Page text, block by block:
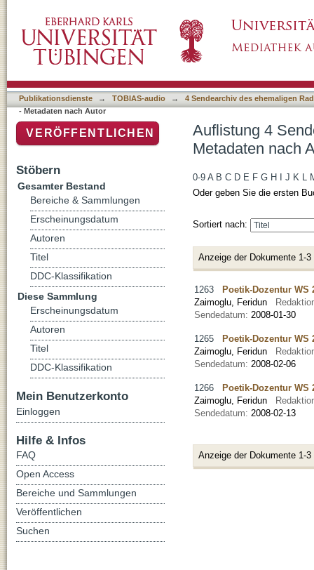
"Zaimoglu, Feridun"
Publikationsdienste → TOBIAS-audio →
4 Sendearchiv des ehemaligen
- Metadaten nach Autor
Auflistung 4
Metadaten nach
0-9 A B C D E F G H J K L
Oder geben Sie die ersten
Sortiert nach:
Anzeige der Dokumente 1-3
1263 Poetik-Dozentur WS
Zaimoglu, Feridun
Sendedatum: 2008-01-30
1265 Poetik-Dozentur WS
Zaimoglu, Feridun
Sendedatum: 2008-02-06
1266 Poetik-Dozentur WS
Zaimoglu, Feridun
Sendedatum: 2008-02-13
Anzeige der Dokumente 1-3
VERÖFFENTLICHEN
Stöbern
Gesamter Bestand
Bereiche & Sammlungen
Erscheinungsdatum
Autoren
Titel
DDC-Klassifikation
Diese Sammlung
Erscheinungsdatum
Autoren
Titel
DDC-Klassifikation
Mein Benutzerkonto
Einloggen
Hilfe & Infos
FAQ
Open Access
Bereiche und Sammlungen
Veröffentlichen
Suchen